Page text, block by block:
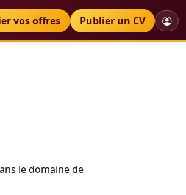
Petites annonces
vos offres Publier un CV
le domaine de